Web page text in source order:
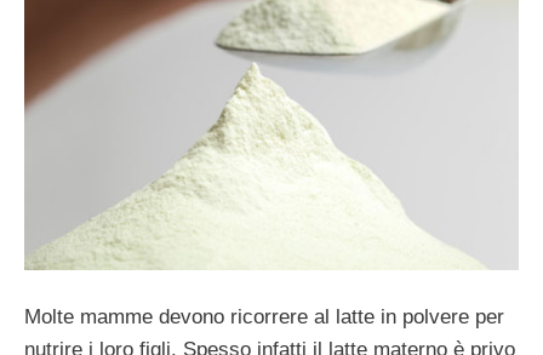
Molte mamme devono ricorrere al latte in polvere per
nutrire i loro figli. Spesso infatti il latte materno è privo